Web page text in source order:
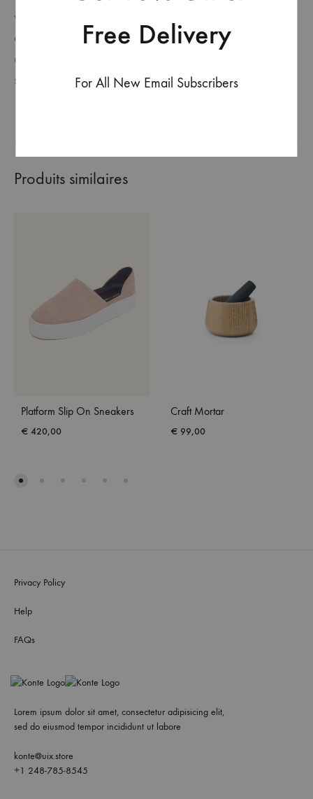
vitae dicta sunt explicabo. Nemo enim ipsam voluptatem
quia voluptas sit aspernatur aut odit aut fugit, sed quia
consequuntur magni dolores eos qui ratione voluptatem
sequi nesciunt.
Produits similaires
Platform Slip On Sneakers
€ 420,00
Craft Mortar
€ 99,00
Privacy Policy
Help
FAQs
Lorem ipsum dolor sit amet, consectetur adipisicing elit,
sed do eiusmod tempor incididunt ut labore
konte@uix.store
+1 248-785-8545
Free Delivery
For All New Email Subscribers